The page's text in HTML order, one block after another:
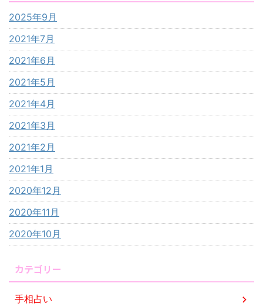
2025年9月
2021年7月
2021年6月
2021年5月
2021年4月
2021年3月
2021年2月
2021年1月
2020年12月
2020年11月
2020年10月
カテゴリー
手相占い